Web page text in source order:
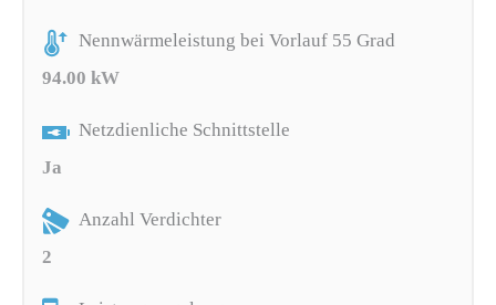
Nennwärmeleistung bei Vorlauf 55 Grad
94.00 kW
Netzdienliche Schnittstelle
Ja
Anzahl Verdichter
2